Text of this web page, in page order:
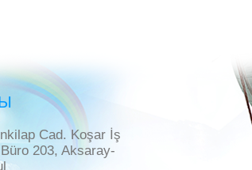
Cad. Koşar İş
203, Aksaray-